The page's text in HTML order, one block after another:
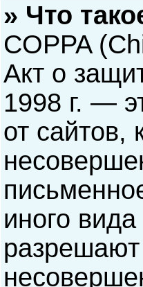
» Что
COPPA
Акт о
1998 г. —
от сайтов,
иного